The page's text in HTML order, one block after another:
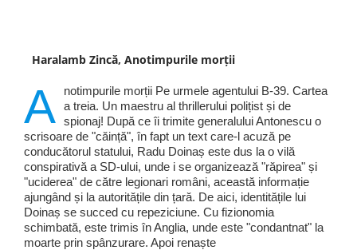
Haralamb Zincă, Anotimpurile morții
A
notimpurile morții Pe urmele agentului B-39. Cartea
a treia. Un maestru al thrillerului polițist și de
spionaj! După ce îi trimite generalului Antonescu o
scrisoare de "căință", în fapt un text care-l acuză pe
conducătorul statului, Radu Doinaș este dus la o vilă
conspirativă a SD-ului, unde i se organizează "răpirea" și
"uciderea" de către legionari români, această informație
ajungând și la autoritățile din țară. De aici, identitățile lui
Doinaș se succed cu repeziciune. Cu fizionomia
schimbată, este trimis în Anglia, unde este "condantnat" la
moarte prin spânzurare. Apoi renaște